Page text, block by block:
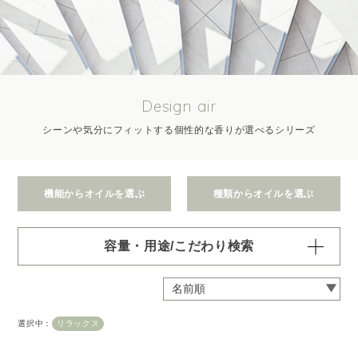
Design air
シーンや気分にフィットする個性的な香りが選べるシリーズ
機能からオイルを選ぶ 種類からオイルを選ぶ
容量・用途/こだわり検索
用途・機能・種類 の項目ごとに選択肢からひとつずつ選
択できます。選択するたびに絞り込まれていき、項目内で
・絞込み条件を変更したいときは「クリア」で一度すべてリ
選択中： リラックス